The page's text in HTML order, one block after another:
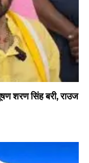
शरण सिंह बरी, राउज